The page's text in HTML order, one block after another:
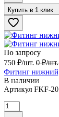
Купить в 1 клик
По запросу
750 ₽/шт. 0 ₽/шт.
Фитинг
В наличии
Артикул FKF-